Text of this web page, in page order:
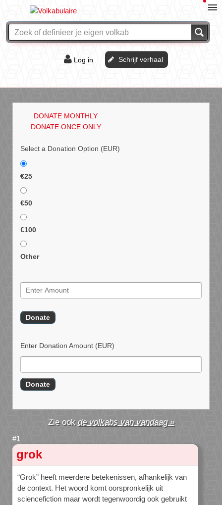
Log in Schrijf verhaal
DONATE MONTHLY
DONATE ONCE ONLY
Select a Donation Option (EUR)
€25
€50
€100
Other
Enter Donation Amount (EUR)
de volkabs van vandaag »
grok
“Grok” heeft meerdere betekenissen, afhankelijk van
de context. Het woord komt oorspronkelijk uit
sciencefiction maar wordt tegenwoordig ook gebruikt